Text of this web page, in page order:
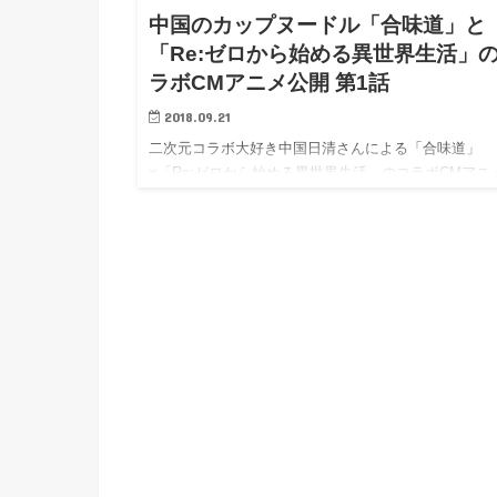
中国のカップヌードル「合味道」と
「Re:ゼロから始める異世界生活」
ラボCMアニメ公開 第1話
2018.09.21
二次元コラボ大好き中国日清さんによる「合味道」
×「Re:ゼロから始める異世界生活」のコラボCMアニ